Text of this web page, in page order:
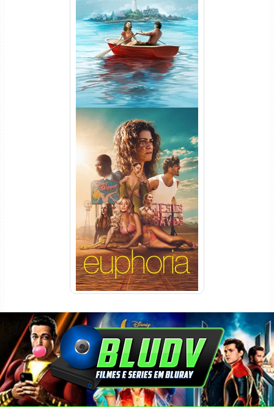
O Segredo de Widow’s Bay
1ª Temporada Torrent (2026)
WEB-DL 1080p Dual Áudio
Euphoria 3ª Temporada
Torrent (2026) WEB-DL 1080p
Dual Áudio